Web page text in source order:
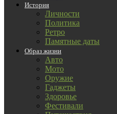
История
Личности
Политика
Ретро
Памятные даты
Образ жизни
Авто
Мото
Оружие
Гаджеты
Здоровье
Фестивали